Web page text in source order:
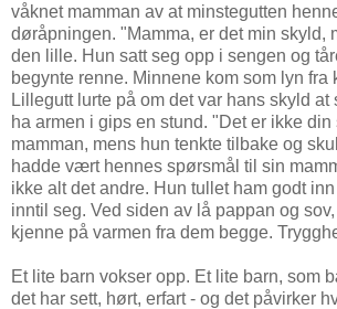
våknet mamman av at minstegutten
døråpningen. "Mamma, er det min skyld,
den lille. Hun satt seg opp i sengen og
begynte renne. Minnene kom som lyn fra
Lillegutt lurte på om det var hans skyld at
ha armen i gips en stund. "Det er ikke din
mamman, mens hun tenkte tilbake og
hadde vært hennes spørsmål til sin
ikke alt det andre. Hun tullet ham godt
inntil seg. Ved siden av lå pappan og
kjenne på varmen fra dem begge.
Et lite barn vokser opp. Et lite barn, som
det har sett, hørt, erfart - og det påvirker